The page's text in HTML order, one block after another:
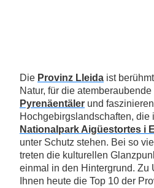
Die Provinz Lleida ist
Natur, für die
Pyrenäentäler und
Hochgebirgslandschaften, die
Nationalpark Aigüestortes i
unter Schutz stehen. Bei so
treten die kulturellen
einmal in den Hintergrund. Zu
Ihnen heute die Top 10 der